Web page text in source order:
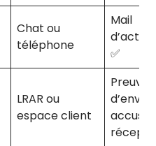
Chat ou
téléphone
Mail
✅
LRAR ou
espace client
Preuve
d’envoi,
accusé